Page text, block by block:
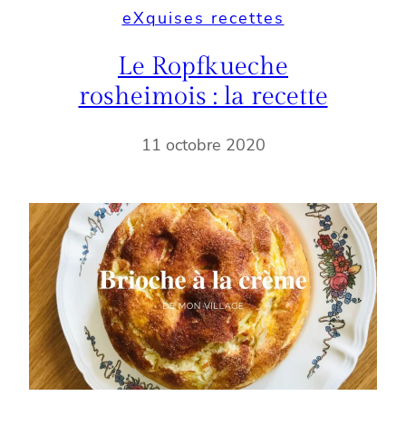
eXquises recettes
Le Ropfkueche
rosheimois : la recette
11 octobre 2020